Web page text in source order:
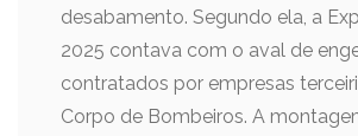
desabamento. Segundo ela, a
2025 contava com o aval de
contratados por empresas
Corpo de Bombeiros. A